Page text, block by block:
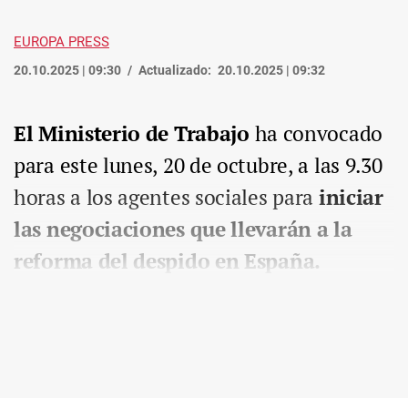
EUROPA PRESS
20.10.2025 | 09:30 Actualizado: 20.10.2025 | 09:32
El Ministerio de Trabajo ha convocado
para este lunes, 20 de octubre, a las 9.30
horas a los agentes sociales para iniciar
las negociaciones que llevarán a la
reforma del despido en España.